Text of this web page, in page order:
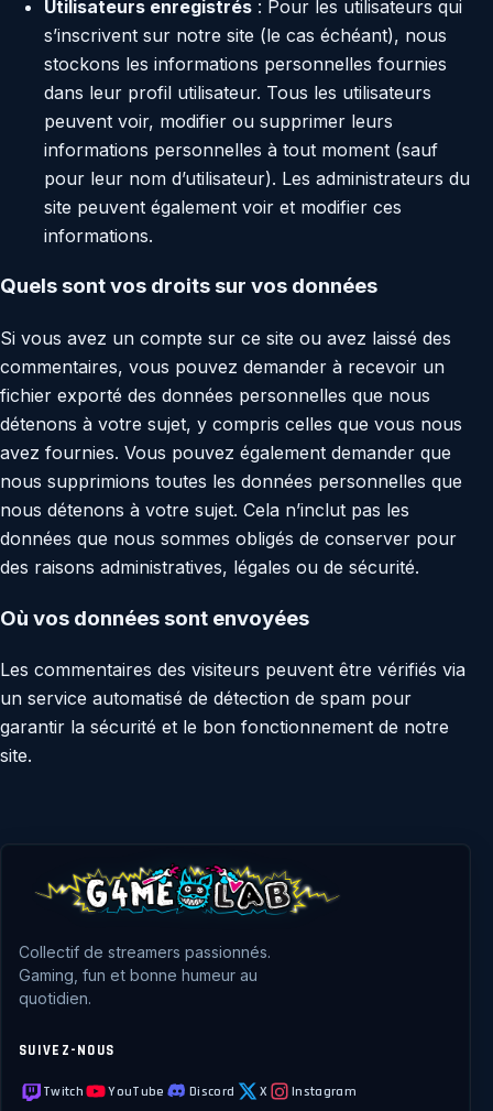
Utilisateurs enregistrés : Pour les utilisateurs qui
s’inscrivent sur notre site (le cas échéant), nous
stockons les informations personnelles fournies
dans leur profil utilisateur. Tous les utilisateurs
peuvent voir, modifier ou supprimer leurs
informations personnelles à tout moment (sauf
pour leur nom d’utilisateur). Les administrateurs du
site peuvent également voir et modifier ces
informations.
Quels sont vos droits sur vos données
Si vous avez un compte sur ce site ou avez laissé des
commentaires, vous pouvez demander à recevoir un
fichier exporté des données personnelles que nous
détenons à votre sujet, y compris celles que vous nous
avez fournies. Vous pouvez également demander que
nous supprimions toutes les données personnelles que
nous détenons à votre sujet. Cela n’inclut pas les
données que nous sommes obligés de conserver pour
des raisons administratives, légales ou de sécurité.
Où vos données sont envoyées
Les commentaires des visiteurs peuvent être vérifiés via
un service automatisé de détection de spam pour
garantir la sécurité et le bon fonctionnement de notre
site.
Collectif de streamers passionnés.
Gaming, fun et bonne humeur au
quotidien.
SUIVEZ-NOUS
Twitch YouTube Discord X Instagram